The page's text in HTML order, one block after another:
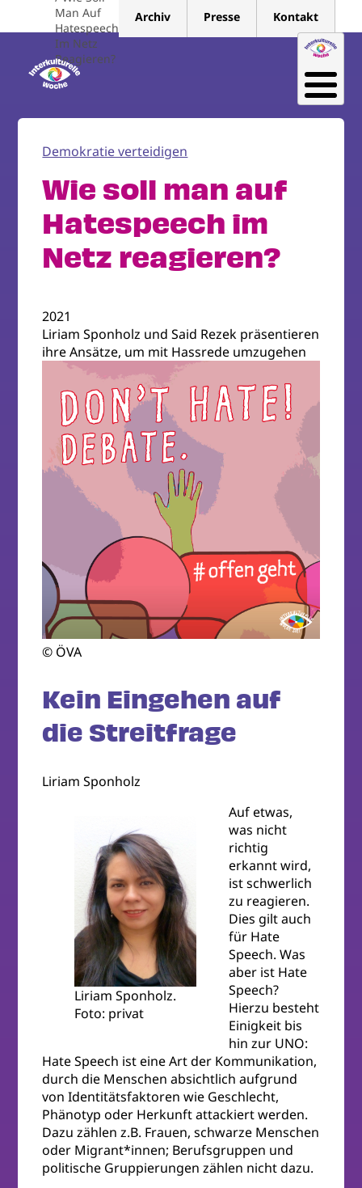
Man Auf
Hatespeech
Im Netz
Reagieren?
Archiv Presse Kontakt
Demokratie verteidigen
Wie soll man auf
Hatespeech im
Netz reagieren?
2021
Liriam Sponholz und Said Rezek präsentieren
ihre Ansätze, um mit Hassrede umzugehen
© ÖVA
Kein Eingehen auf
die Streitfrage
Liriam Sponholz
Liriam Sponholz.
Foto: privat
Auf etwas,
was nicht
richtig
erkannt wird,
ist schwerlich
zu reagieren.
Dies gilt auch
für Hate
Speech. Was
aber ist Hate
Speech?
Hierzu besteht
Einigkeit bis
hin zur UNO:
Hate Speech ist eine Art der Kommunikation,
durch die Menschen absichtlich aufgrund
von Identitätsfaktoren wie Geschlecht,
Phänotyp oder Herkunft attackiert werden.
Dazu zählen z.B. Frauen, schwarze Menschen
oder Migrant*innen; Berufsgruppen und
politische Gruppierungen zählen nicht dazu.